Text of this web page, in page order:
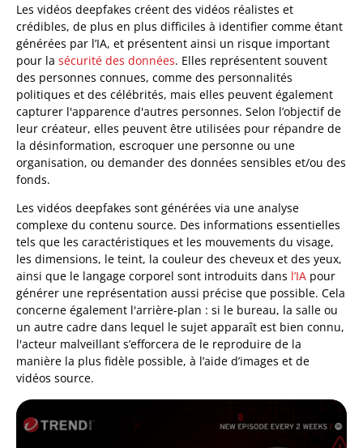
Les vidéos deepfakes créent des vidéos réalistes et
crédibles, de plus en plus difficiles à identifier comme étant
générées par l’IA, et présentent ainsi un risque important
pour la sécurité des données. Elles représentent souvent
des personnes connues, comme des personnalités
politiques et des célébrités, mais elles peuvent également
capturer l'apparence d'autres personnes. Selon l’objectif de
leur créateur, elles peuvent être utilisées pour répandre de
la désinformation, escroquer une personne ou une
organisation, ou demander des données sensibles et/ou des
fonds.
Les vidéos deepfakes sont générées via une analyse
complexe du contenu source. Des informations essentielles
tels que les caractéristiques et les mouvements du visage,
les dimensions, le teint, la couleur des cheveux et des yeux,
ainsi que le langage corporel sont introduits dans l’IA pour
générer une représentation aussi précise que possible. Cela
concerne également l'arrière-plan : si le bureau, la salle ou
un autre cadre dans lequel le sujet apparaît est bien connu,
l'acteur malveillant s’efforcera de le reproduire de la
manière la plus fidèle possible, à l’aide d’images et de
vidéos source.